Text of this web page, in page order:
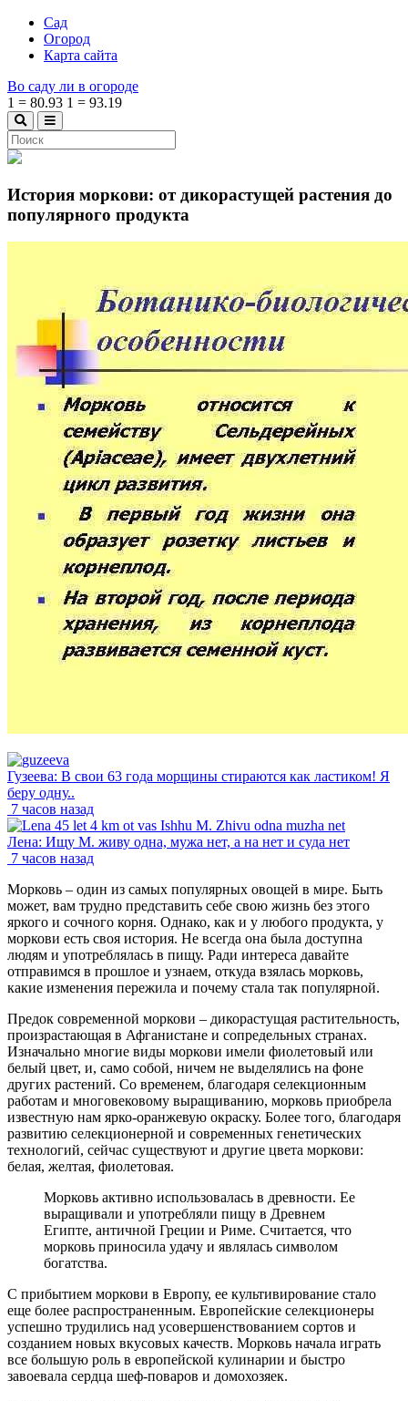
Сад
Огород
Карта сайта
Во саду ли в огороде
1 = 80.93 1 = 93.19
История моркови: от дикорастущей растения до
популярного продукта
Гузеева: В свои 63 года морщины стираются как ластиком! Я
беру одну..
7 часов назад
Лена: Ищу М. живу одна, мужа нет, а на нет и суда нет
7 часов назад
Морковь – один из самых популярных овощей в мире. Быть
может, вам трудно представить себе свою жизнь без этого
яркого и сочного корня. Однако, как и у любого продукта, у
моркови есть своя история. Не всегда она была доступна
людям и употреблялась в пищу. Ради интереса давайте
отправимся в прошлое и узнаем, откуда взялась морковь,
какие изменения пережила и почему стала так популярной.
Предок современной моркови – дикорастущая растительность,
произрастающая в Афганистане и сопредельных странах.
Изначально многие виды моркови имели фиолетовый или
белый цвет, и, само собой, ничем не выделялись на фоне
других растений. Со временем, благодаря селекционным
работам и многовековому выращиванию, морковь приобрела
известную нам ярко-оранжевую окраску. Более того, благодаря
развитию селекционерной и современных генетических
технологий, сейчас существуют и другие цвета моркови:
белая, желтая, фиолетовая.
Морковь активно использовалась в древности. Ее
выращивали и употребляли пищу в Древнем
Египте, античной Греции и Риме. Считается, что
морковь приносила удачу и являлась символом
богатства.
С прибытием моркови в Европу, ее культивирование стало
еще более распространенным. Европейские селекционеры
успешно трудились над усовершенствованием сортов и
созданием новых вкусовых качеств. Морковь начала играть
все большую роль в европейской кулинарии и быстро
завоевала сердца шеф-поваров и домохозяек.